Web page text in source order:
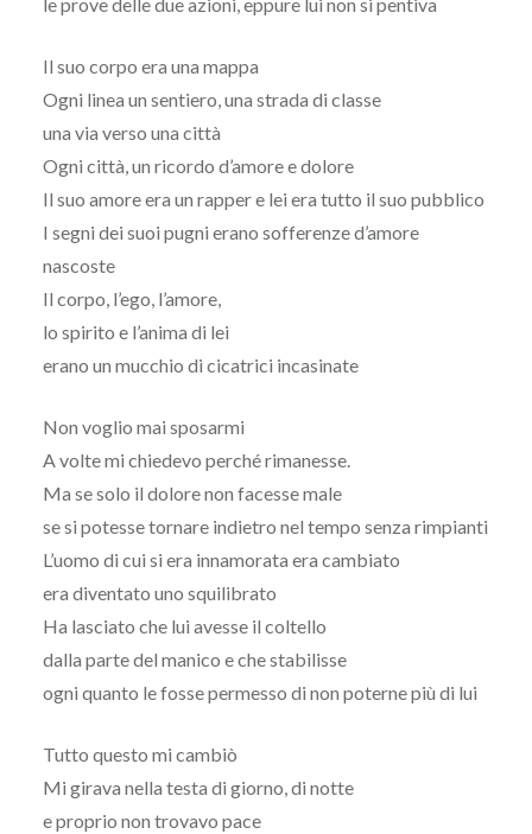
Il suo corpo era una mappa
Ogni linea un sentiero, una strada di classe
una via verso una città
Ogni città, un ricordo d’amore e dolore
Il suo amore era un rapper e lei era tutto il suo pubblico
I segni dei suoi pugni erano sofferenze d’amore
nascoste
Il corpo, l’ego, l’amore,
lo spirito e l’anima di lei
erano un mucchio di cicatrici incasinate
Non voglio mai sposarmi
A volte mi chiedevo perché rimanesse.
Ma se solo il dolore non facesse male
se si potesse tornare indietro nel tempo senza rimpianti
L’uomo di cui si era innamorata era cambiato
era diventato uno squilibrato
Ha lasciato che lui avesse il coltello
dalla parte del manico e che stabilisse
ogni quanto le fosse permesso di non poterne più di lui
Tutto questo mi cambiò
Mi girava nella testa di giorno, di notte
e proprio non trovavo pace